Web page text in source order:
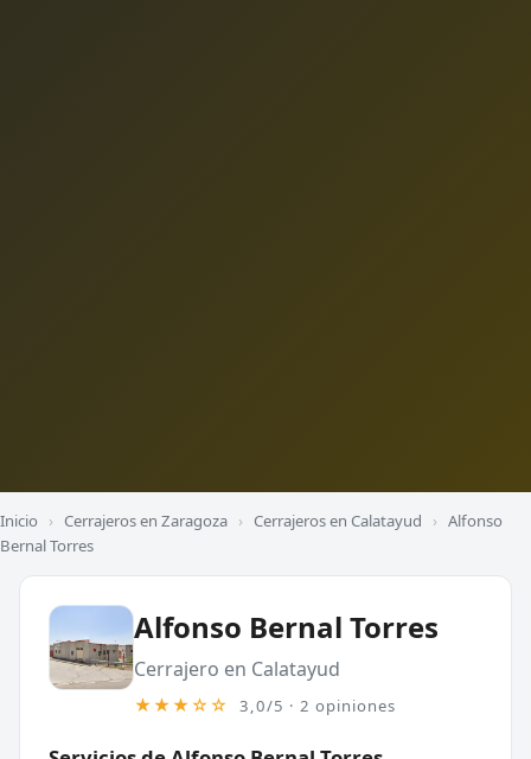
Inicio › Cerrajeros en Zaragoza › Cerrajeros en Calatayud › Alfonso
Bernal Torres
Alfonso Bernal Torres
Cerrajero en Calatayud
★★★☆☆ 3,0/5 · 2 opiniones